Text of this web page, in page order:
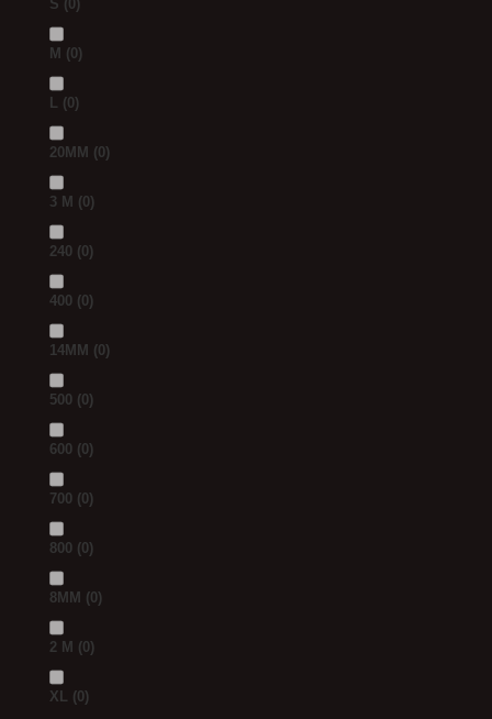
S (0)
M (0)
L (0)
20MM (0)
3 M (0)
240 (0)
400 (0)
14MM (0)
500 (0)
600 (0)
700 (0)
800 (0)
8MM (0)
2 M (0)
XL (0)